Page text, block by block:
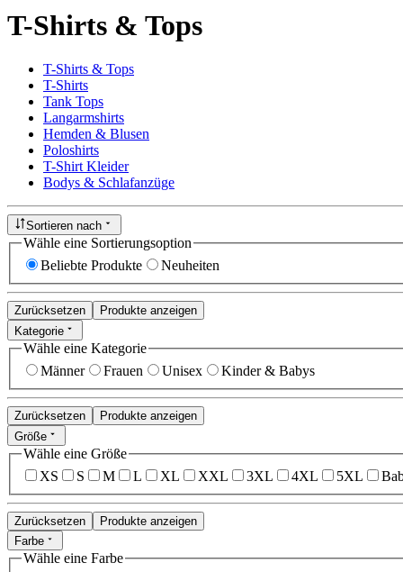
T-Shirts & Tops
T-Shirts & Tops
T-Shirts
Tank Tops
Langarmshirts
Hemden & Blusen
Poloshirts
T-Shirt Kleider
Bodys & Schlafanzüge
Sortieren nach
Wähle eine Sortierungsoption
Beliebte Produkte
Neuheiten
Zurücksetzen
Produkte anzeigen
Kategorie
Wähle eine Kategorie
Männer
Frauen Unisex Kinder & Babys
Zurücksetzen
Produkte anzeigen
Größe
Wähle eine Größe
XS
S M L XL XXL 3XL 4XL 5XL
Zurücksetzen
Produkte anzeigen
Farbe
Wähle eine Farbe